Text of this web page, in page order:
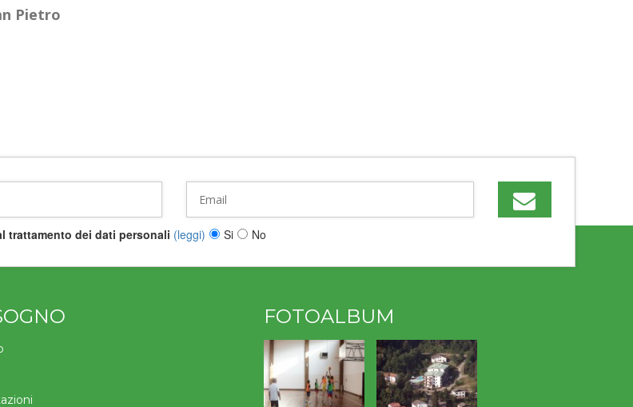
Pietro
trattamento dei dati personali (leggi) Si No
FOTOALBUM